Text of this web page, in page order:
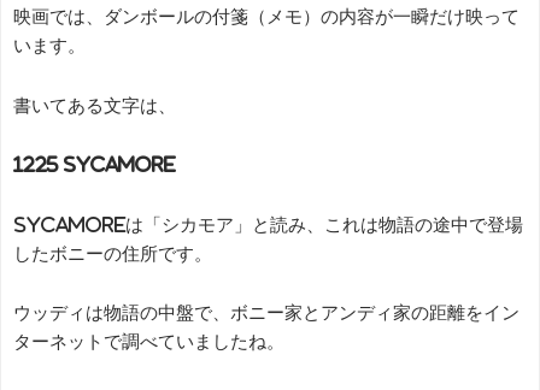
映画では、ダンボールの付箋（メモ）の内容が一瞬だけ映って
います。
書いてある文字は、
1225 SYCAMORE
SYCAMOREは「シカモア」と読み、これは物語の途中で登場
したボニーの住所です。
ウッディは物語の中盤で、ボニー家とアンディ家の距離をイン
ターネットで調べていましたね。